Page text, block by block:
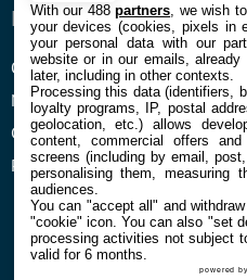
ENTREPRISE
Qui sommes nous
Mentions légales et CGU
Confidentialité et Cookies
Préférences cookies
With our 488partners , we wish
your devices (cookies, pixels in
your personal data with our
website or in our emails,
later, including in other contexts.
Processing this data (identifiers,
loyalty programs, IP, postal
geolocation, etc.) allows
content, commercial offers
screens (including by email,
personalising them, measuring
audiences.
You can "accept all" and
"cookie" icon. You can also "set
processing activities not subject
valid for 6 months.
powered